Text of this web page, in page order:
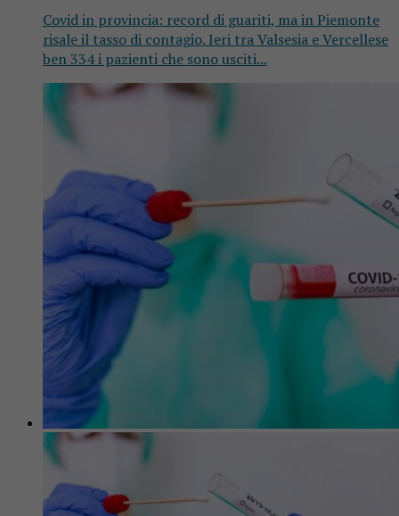
Covid in provincia: record di guariti, ma in Piemonte
risale il tasso di contagio. Ieri tra Valsesia e Vercellese
ben 334 i pazienti che sono usciti...